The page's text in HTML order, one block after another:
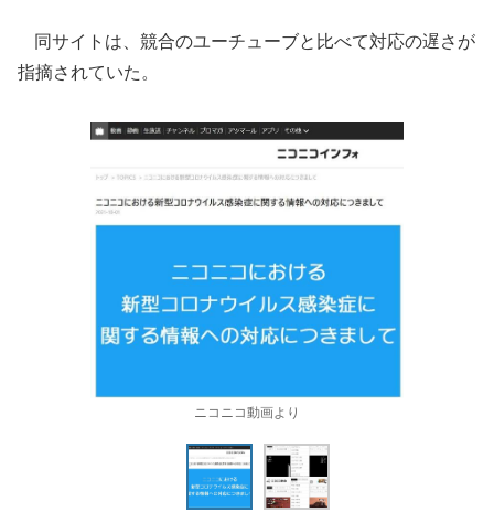
同サイトは、競合のユーチューブと比べて対応の遅さが
指摘されていた。
ニコニコ動画より